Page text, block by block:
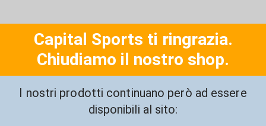
Capital Sports ti ringrazia.
Chiudiamo il nostro shop.
I nostri prodotti continuano però ad essere
disponibili al sito: